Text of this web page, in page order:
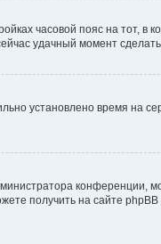
часовой пояс на тот, в
удачный момент сделать
установлено время на
конференции,
получить на сайте phpBB